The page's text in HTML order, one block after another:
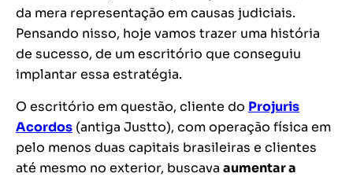
da mera representação em causas judiciais.
Pensando nisso, hoje vamos trazer uma história
de sucesso, de um escritório que conseguiu
implantar essa estratégia.
O escritório em questão, cliente do Projuris
Acordos (antiga Justto), com operação física em
pelo menos duas capitais brasileiras e clientes
até mesmo no exterior, buscava aumentar a